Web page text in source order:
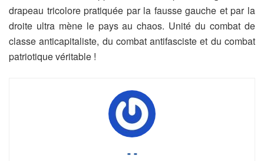
drapeau tricolore pratiquée par la fausse gauche et par la
droite ultra mène le pays au chaos. Unité du combat de
classe anticapitaliste, du combat antifasciste et du combat
patriotique véritable !
- -